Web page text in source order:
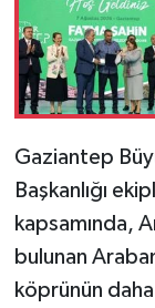
Gaziantep
Başkanlığı
kapsamında,
bulunan
köprünün